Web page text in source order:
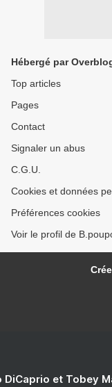
Hébergé par
Top articles
Pages
Contact
Signaler un abus
C.G.U.
Cookies et données
Préférences cookies
Voir le profil de
DiCaprio et Tobey